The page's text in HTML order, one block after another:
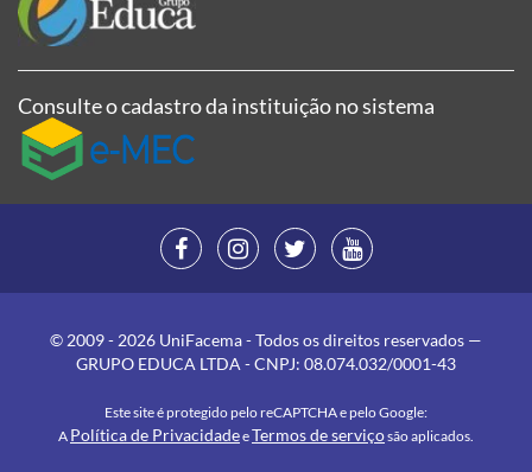
Consulte o cadastro da instituição no sistema
© 2009 - 2026 UniFacema - Todos os direitos reservados —
GRUPO EDUCA LTDA - CNPJ: 08.074.032/0001-43
Este site é protegido pelo reCAPTCHA e pelo Google:
A Política de PrivacidadeeTermos de serviçosão aplicados.